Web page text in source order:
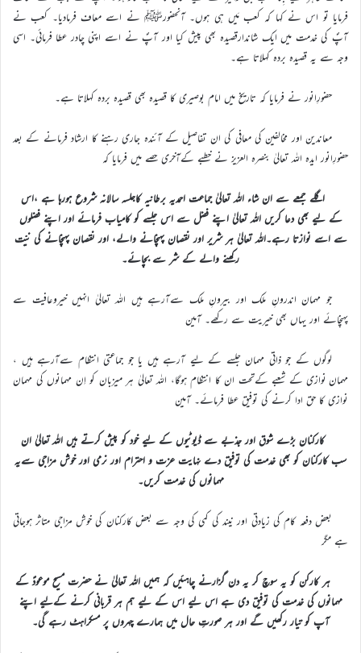
فرمایا تو اس نے کہا کہ کعب مَیں ہی ہوں۔ آنحضورﷺ نے اسے معاف فرمادیا۔ کعب نے
آپؐ کی خدمت میں ایک شاندارقصیدہ بھی پیش کیا اور آپؐ نے اسے اپنی چادر عطا فرمائی۔ اسی
وجہ سے یہ قصیدہ بردہ کہلاتا ہے۔
حضورِانور نے فرمایا کہ تاریخ میں امام بوصیری کا قصیدہ بھی قصیدہ بردہ کہلاتا ہے۔
معاندین اور مخالفین کی معافی کی ان تفاصیل کے آئندہ جاری رہنے کا ارشاد فرمانے کے بعد
حضورِانور ایدہ اللہ تعالیٰ بنصرہ العزیز نے خطبے کےآخری حصے میں فرمایا کہ
اگلے جمعے سے ان شاء اللہ تعالیٰ جماعت احمدیہ برطانیہ کاجلسہ سالانہ شروع ہورہا ہے ،اس
کے لیے بھی دعا کریں اللہ تعالیٰ اپنے فضل سے اس جلسے کو کامیاب فرمائے اور اپنے فضلوں
سے اسے نوازتا رہے۔اللہ تعالیٰ ہر شریر اور نقصان پہنچانے والے، اور نقصان پہنچانے کی نیّت
رکھنے والے کے شر سے بچائے۔
جو مہمان اندرونِ ملک اور بیرونِ ملک سےآرہے ہیں اللہ تعالیٰ انہیں خیروعافیت سے
پہنچائے اور یہاں بھی خیریت سے رکھے۔ آمین
لوگوں کے جو ذاتی مہمان جلسے کے لیے آرہے ہیں یا جو جماعتی انتظام سےآرہے ہیں ،
مہمان نوازی کے شعبے کےتحت ان کا انتظام ہوگا، اللہ تعالیٰ ہر میزبان کو اِن مہمانوں کی مہمان
نوازی کا حق ادا کرنے کی توفیق عطا فرمائے۔ آمین
کارکنان بڑے شوق اور جذبے سے ڈیوٹیوں کے لیے خود کو پیش کرتے ہیں اللہ تعالیٰ ان
سب کارکنان کو بھی خدمت کی توفیق دے نہایت عزت و احترام اور نرمی اور خوش مزاجی سےیہ
مہمانوں کی خدمت کریں۔
بعض دفعہ کام کی زیادتی اور نیند کی کمی کی وجہ سے بعض کارکنان کی خوش مزاجی متاثر ہوجاتی
ہے مگر
ہر کارکن کو یہ سوچ کر یہ دن گزارنے چاہئیں کہ ہمیں اللہ تعالیٰ نے حضرت مسیح موعودؑ کے
مہمانوں کی خدمت کی توفیق دی ہے اس لیے اس کے لیے ہم ہر قربانی کرنے کےلیے اپنے
آپ کو تیار رکھیں گے اور ہر صورتِ حال میں ہمارے چہروں پر مسکراہٹ رہے گی۔